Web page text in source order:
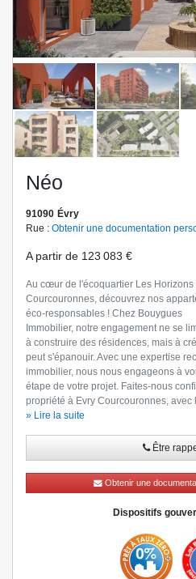
Previo
us
Néo
91090 Évry
Rue : Obtenir une documentation
A partir de 123 083 €
Au cœur de l'écoquartier Les Horizons
Courcouronnes, découvrez nos
éco-responsables ! Chez Bouygues
Immobilier, notre engagement ne se
à construire des résidences, mais à
peut s'épanouir. Avec une expertise
immobilier, nous nous engageons à
étape de votre projet. Faites-nous
propriété à Evry Courcouronnes, avec
personnalisé et professionnel à la
» Lire la suite
Être
Obtenir une
Dispositifs